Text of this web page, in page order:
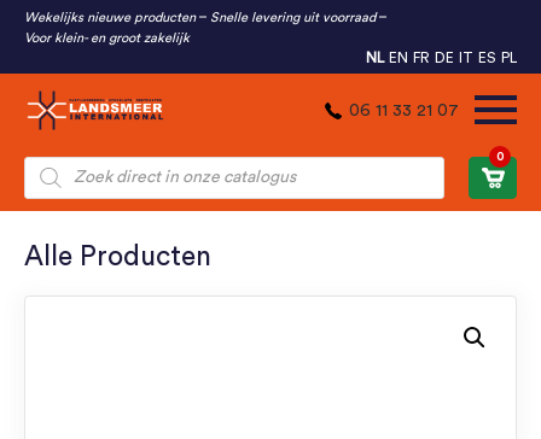
Wekelijks nieuwe producten
Snelle levering uit voorraad
Voor klein- en groot zakelijk
NL EN FR DE IT ES PL
06 11 33 21 07
Producten
zoeken
0
Alle Producten